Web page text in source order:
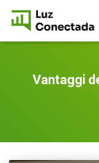
Vantaggi